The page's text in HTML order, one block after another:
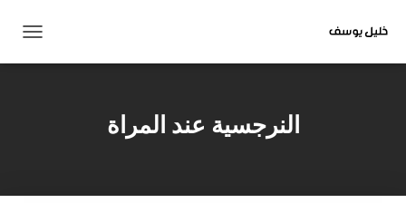
التنقل
النرجسية عند المراة